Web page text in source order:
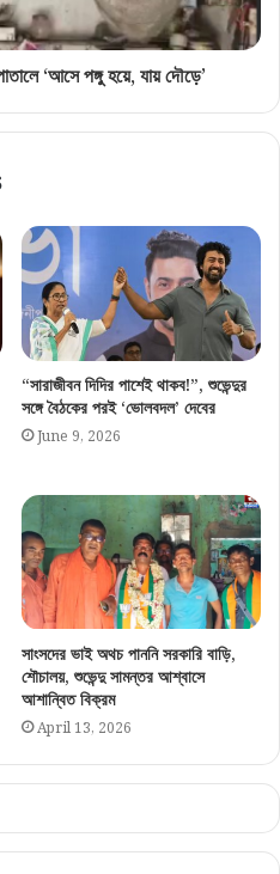
‘আসে পঙ্গু হয়ে, যায় দৌড়ে’
“সারাজীবন দিদির পাশেই থাকব!”, শুভেন্দুর
সঙ্গে বৈঠকের পরই ‘ভোলবদল’ দেবের
June 9, 2026
সাংসদের ভাই অথচ পাননি সরকারি বাড়ি,
শৌচালয়, শুভেন্দু সামন্তর আশ্বাসে
আশান্বিত বিক্রম
April 13, 2026